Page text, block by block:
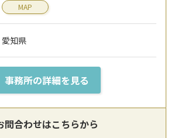
MAP
愛知県
事務所の詳細を見る
問合わせはこちらから